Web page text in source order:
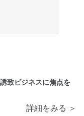
致ビジネスに焦点を
詳細をみる ＞